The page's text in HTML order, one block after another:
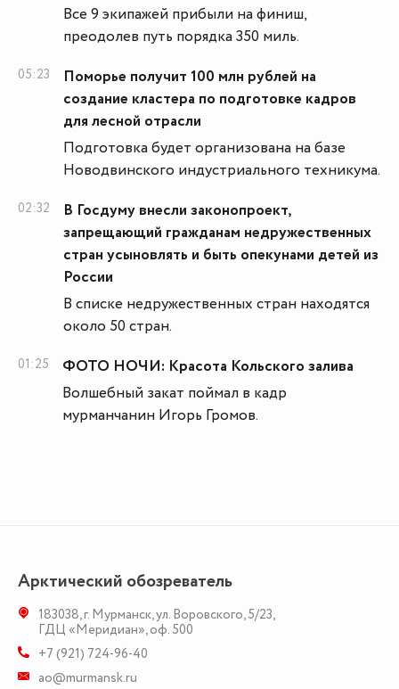
Все 9 экипажей прибыли на финиш,
преодолев путь порядка 350 миль.
05:23
Поморье получит 100 млн рублей на
создание кластера по подготовке кадров
для лесной отрасли
Подготовка будет организована на базе
Новодвинского индустриального техникума.
02:32
В Госдуму внесли законопроект,
запрещающий гражданам недружественных
стран усыновлять и быть опекунами детей из
России
В списке недружественных стран находятся
около 50 стран.
01:25
ФОТО НОЧИ: Красота Кольского залива
Волшебный закат поймал в кадр
мурманчанин Игорь Громов.
Арктический обозреватель
183038,г. Мурманск,ул. Воровского, 5/23,
ГДЦ «Меридиан», оф. 500
+7 (921) 724-96-40
ao@murmansk.ru